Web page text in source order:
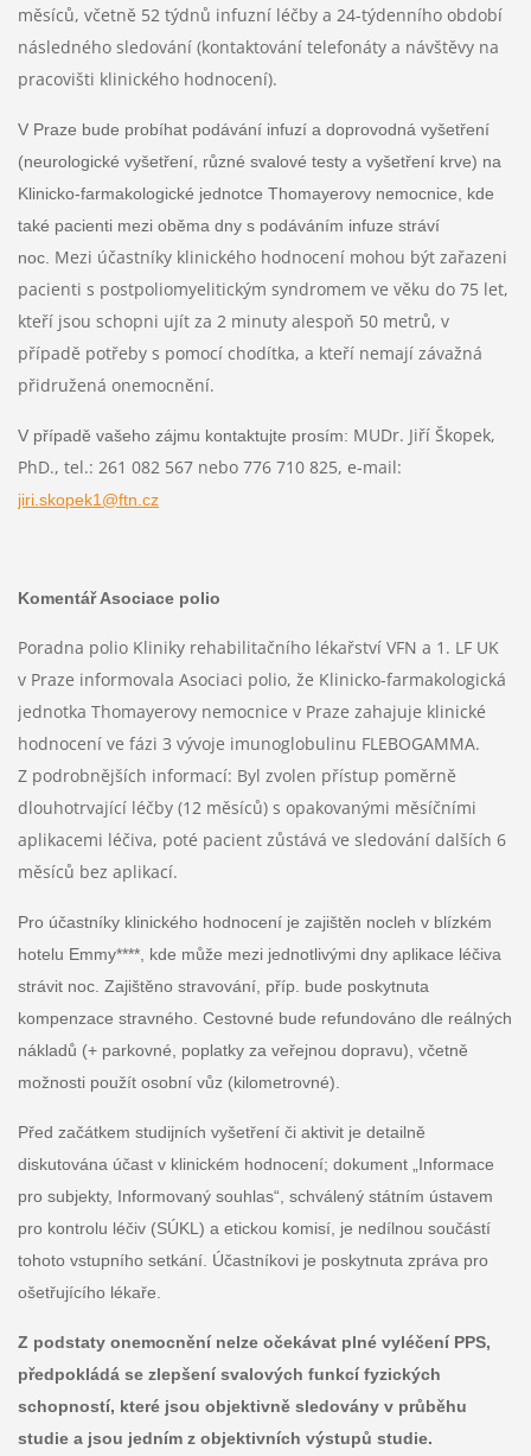
měsíců, včetně 52 týdnů infuzní léčby a 24-týdenního období
následného sledování (kontaktování telefonáty a návštěvy na
pracovišti klinického hodnocení).
V Praze bude probíhat podávání infuzí a doprovodná vyšetření
(neurologické vyšetření, různé svalové testy a vyšetření krve) na
Klinicko-farmakologické jednotce Thomayerovy nemocnice, kde
také pacienti mezi oběma dny s podáváním infuze stráví
noc. Mezi účastníky klinického hodnocení mohou být zařazeni
pacienti s postpoliomyelitickým syndromem ve věku do 75 let,
kteří jsou schopni ujít za 2 minuty alespoň 50 metrů, v
případě potřeby s pomocí chodítka, a kteří nemají závažná
přidružená onemocnění.
V případě vašeho zájmu kontaktujte prosím: MUDr. Jiří Škopek,
PhD., tel.: 261 082 567 nebo 776 710 825, e-mail:
jiri.skopek1@ftn.cz
Komentář Asociace polio
Poradna polio Kliniky rehabilitačního lékařství VFN a 1. LF UK
v Praze informovala Asociaci polio, že Klinicko-farmakologická
jednotka Thomayerovy nemocnice v Praze zahajuje klinické
hodnocení ve fázi 3 vývoje imunoglobulinu FLEBOGAMMA.
Z podrobnějších informací: Byl zvolen přístup poměrně
dlouhotrvající léčby (12 měsíců) s opakovanými měsíčními
aplikacemi léčiva, poté pacient zůstává ve sledování dalších 6
měsíců bez aplikací.
Pro účastníky klinického hodnocení je zajištěn nocleh v blízkém
hotelu Emmy****, kde může mezi jednotlivými dny aplikace léčiva
strávit noc. Zajištěno stravování, příp. bude poskytnuta
kompenzace stravného. Cestovné bude refundováno dle reálných
nákladů (+ parkovné, poplatky za veřejnou dopravu), včetně
možnosti použít osobní vůz (kilometrovné).
Před začátkem studijních vyšetření či aktivit je detailně
diskutována účast v klinickém hodnocení; dokument „Informace
pro subjekty, Informovaný souhlas“, schválený státním ústavem
pro kontrolu léčiv (SÚKL) a etickou komisí, je nedílnou součástí
tohoto vstupního setkání. Účastníkovi je poskytnuta zpráva pro
ošetřujícího lékaře.
Z podstaty onemocněnínelze očekávatplné vyléčení PPS,
předpokládá se zlepšení svalových funkcí fyzických
schopností, které jsou objektivně sledovány v průběhu
studie a jsou jedním z objektivních výstupů studie.